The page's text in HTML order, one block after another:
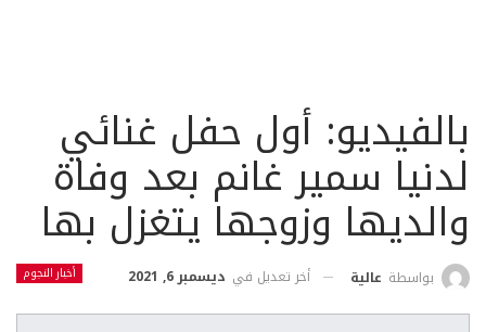
بالفيديو: أول حفل غنائي
لدنيا سمير غانم بعد وفاة
والديها وزوجها يتغزل بها
أخبار النجوم بواسطة عالية أخر تعديل في ديسمبر 6, 2021